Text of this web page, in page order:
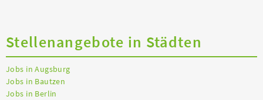
Stellenangebote in Städten
Jobs in Augsburg
Jobs in Bautzen
Jobs in Berlin